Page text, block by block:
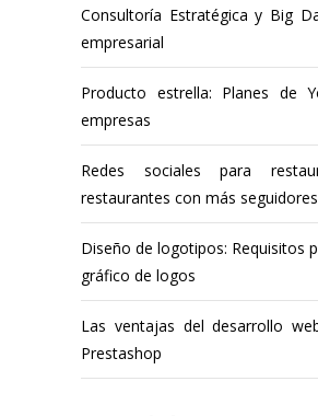
Consultoría Estratégica y Big
empresarial
Producto estrella: Planes de
empresas
Redes sociales para
restaurantes con más seguidores
Diseño de logotipos: Requisitos
gráfico de logos
Las ventajas del desarrollo
Prestashop